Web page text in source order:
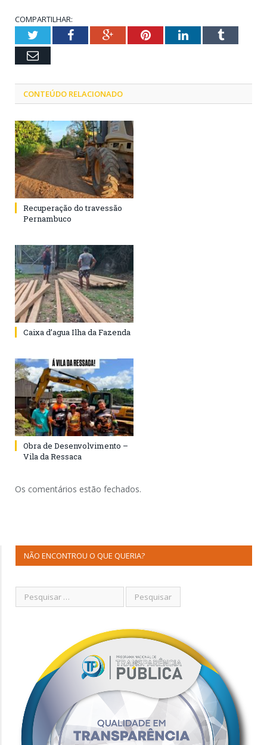
COMPARTILHAR:
TwitterFacebookGoogle+PinterestLinkedInTumblr
Email
CONTEÚDO RELACIONADO
Recuperação do travessão
Pernambuco
Caixa d’agua Ilha da Fazenda
Obra de Desenvolvimento –
Vila da Ressaca
Os comentários estão fechados.
NÃO ENCONTROU O QUE QUERIA?